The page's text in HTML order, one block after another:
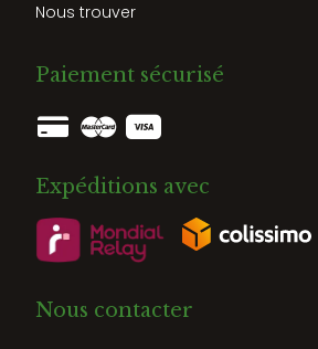
Nous trouver
Paiement sécurisé
Expéditions avec
Nous contacter